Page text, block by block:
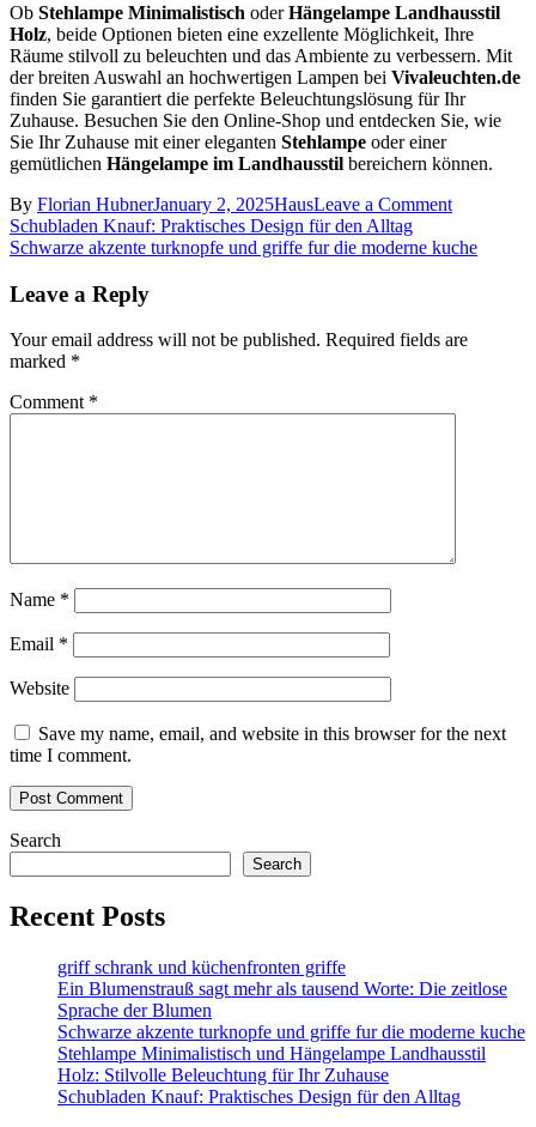
Ob Stehlampe Minimalistisch oderHängelampe Landhausstil
Holz, beide Optionen bieten eine exzellente Möglichkeit, Ihre
Räume stilvoll zu beleuchten und das Ambiente zu verbessern. Mit
der breiten Auswahl an hochwertigen Lampen bei Vivaleuchten.de
finden Sie garantiert die perfekte Beleuchtungslösung für Ihr
Zuhause. Besuchen Sie den Online-Shop und entdecken Sie, wie
Sie Ihr Zuhause mit einer eleganten Stehlampe oder einer
gemütlichen Hängelampe im Landhausstil bereichern können.
By Florian HubnerJanuary 2, 2025HausLeave a Commenton
Holz:
Ihr
Post
navigation
Schubladen Knauf: Praktisches Design für den Alltag
Schwarze akzente turknopfe und griffe fur die moderne kuche
Leave a Reply
Your email address will not be published. Required fields are
marked *
Comment *
Name *
Email *
Website
Save my name, email, and website in this browser for the next
time I comment.
Search
Search
Recent Posts
griff schrank und küchenfronten griffe
Ein Blumenstrauß sagt mehr als tausend Worte: Die zeitlose
Sprache der Blumen
Schwarze akzente turknopfe und griffe fur die moderne kuche
Stehlampe Minimalistisch und Hängelampe Landhausstil
Holz: Stilvolle Beleuchtung für Ihr Zuhause
Schubladen Knauf: Praktisches Design für den Alltag